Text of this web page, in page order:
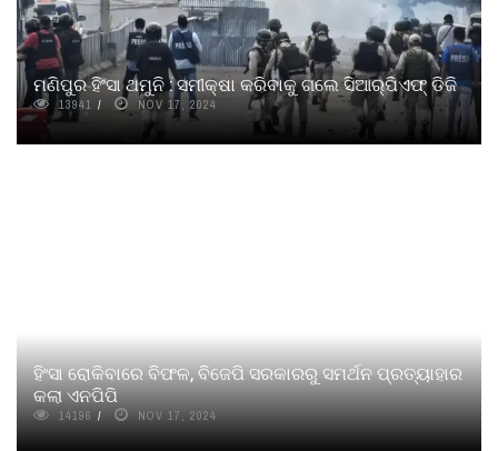
ମଣିପୁର ହିଂସା ଥମୁନି : ସମୀକ୍ଷା କରିବାକୁ ଗଲେ ସିଆର୍‌ପିଏଫ୍ ଡିଜି
13941 NOV 17, 2024
ହିଂସା ରୋକିବାରେ ବିଫଳ, ବିଜେପି ସରକାରରୁ ସମର୍ଥନ ପ୍ରତ୍ୟାହାର
କଲା ଏନପିପି
14196 NOV 17, 2024